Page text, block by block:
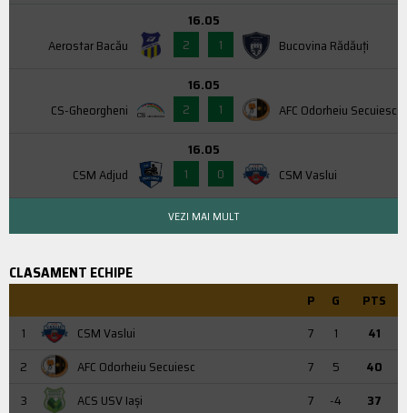
Aerostar Bacău
16.05
2
1 Bucovina Rădăuți
CS-Gheorgheni
16.05
2
1 AFC Odorheiu Secuiesc
CSM Adjud
16.05
1
0 CSM Vaslui
VEZI MAI MULT
CLASAMENT ECHIPE
P G
PTS
1
CSM Vaslui 7 1
41
2
AFC Odorheiu Secuiesc 7 5
40
3
ACS USV Iaşi 7 -4
37